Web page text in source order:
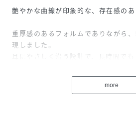
艶やかな曲線が印象的な、存在感のあ
重厚感のあるフォルムでありながら
現しました。
耳にやさしく沿う設計で、長時間でも
シルバーとゴールドのコンビネーシ
more